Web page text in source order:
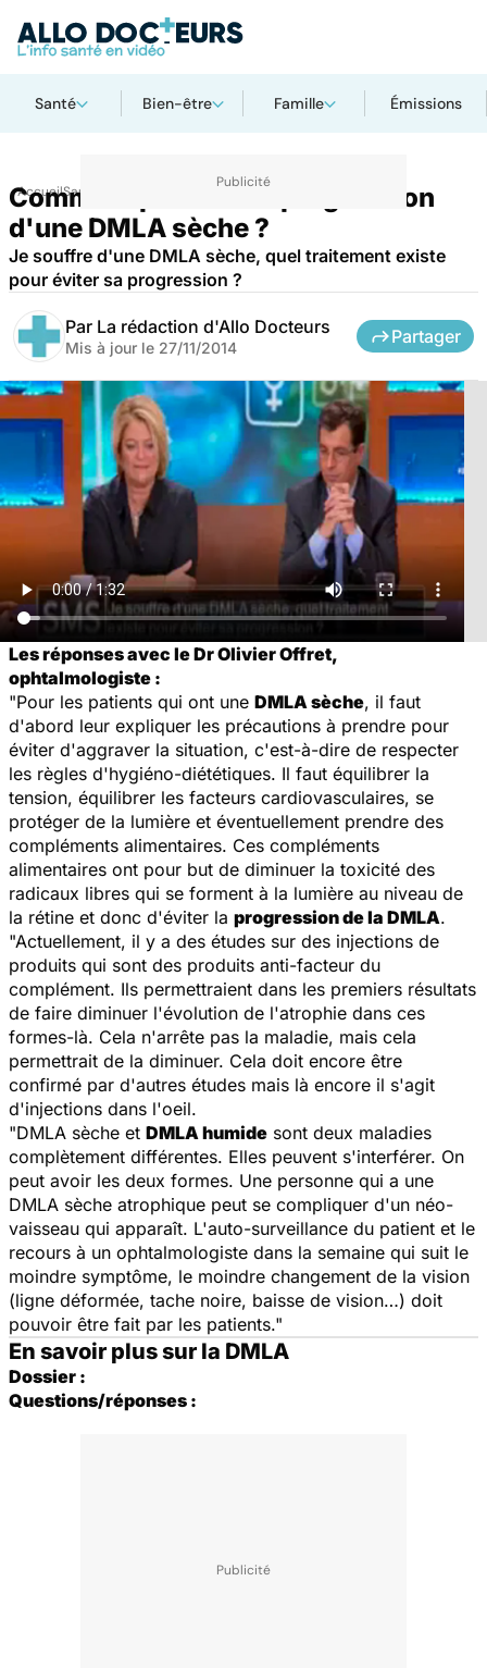
Santé Bien-être Famille Émissions
AccueilSanté
Comment prévenir la progression
d'une DMLA sèche ?
Je souffre d'une DMLA sèche, quel traitement existe
pour éviter sa progression ?
Par La rédaction d'Allo Docteurs
Mis à jour le 27/11/2014
Partager
Les réponses avec le Dr Olivier Offret,
ophtalmologiste :
"Pour les patients qui ont une DMLA sèche, il faut
d'abord leur expliquer les précautions à prendre pour
éviter d'aggraver la situation, c'est-à-dire de respecter
les règles d'hygiéno-diététiques. Il faut équilibrer la
tension, équilibrer les facteurs cardiovasculaires, se
protéger de la lumière et éventuellement prendre des
compléments alimentaires. Ces compléments
alimentaires ont pour but de diminuer la toxicité des
radicaux libres qui se forment à la lumière au niveau de
la rétine et donc d'éviter la progression de la DMLA.
"Actuellement, il y a des études sur des injections de
produits qui sont des produits anti-facteur du
complément. Ils permettraient dans les premiers résultats
de faire diminuer l'évolution de l'atrophie dans ces
formes-là. Cela n'arrête pas la maladie, mais cela
permettrait de la diminuer. Cela doit encore être
confirmé par d'autres études mais là encore il s'agit
d'injections dans l'oeil.
"DMLA sèche et DMLA humide sont deux maladies
complètement différentes. Elles peuvent s'interférer. On
peut avoir les deux formes. Une personne qui a une
DMLA sèche atrophique peut se compliquer d'un néo-
vaisseau qui apparaît. L'auto-surveillance du patient et le
recours à un ophtalmologiste dans la semaine qui suit le
moindre symptôme, le moindre changement de la vision
(ligne déformée, tache noire, baisse de vision…) doit
pouvoir être fait par les patients."
En savoir plus sur la DMLA
Dossier :
Questions/réponses :